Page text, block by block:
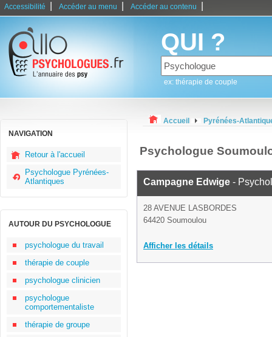
Accessibilité Accéder au menu Accéder au contenu
QUI ?
ex: thérapie de couple
NAVIGATION
Retour à l'accueil
Psychologue Pyrénées-
Atlantiques
AUTOUR DU PSYCHOLOGUE
psychologue du travail
thérapie de couple
psychologue clinicien
psychologue
comportementaliste
thérapie de groupe
Accueil Pyrénées-
Psychologue
Campagne Edwige -
28 AVENUE LASBORDES
64420 Soumoulou
Afficher les détails